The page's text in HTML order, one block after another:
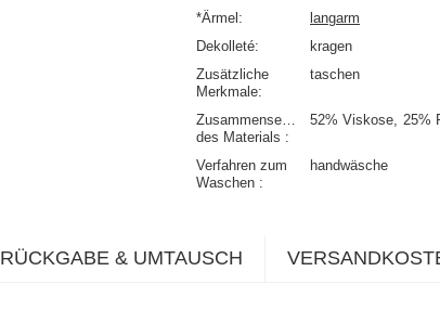
*Ärmel
langarm
Dekolleté
kragen
Zusätzliche
Merkmale
taschen
Zusammensetzung
des Materials
52% Viskose 25%
Verfahren zum
Waschen
handwäsche
RÜCKGABE & UMTAUSCH